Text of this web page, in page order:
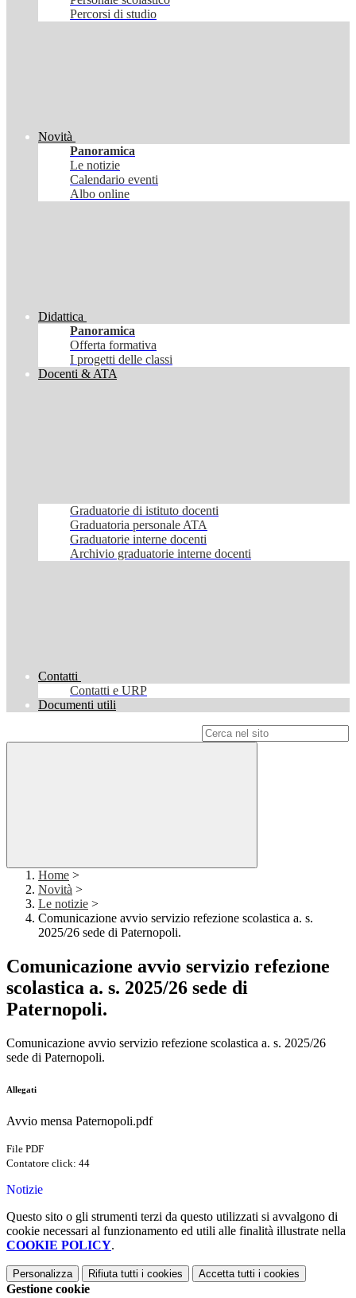
Percorsi di studio
Novità
Panoramica
Le notizie
Calendario eventi
Albo online
Didattica
Panoramica
Offerta formativa
I progetti delle classi
Docenti & ATA
Graduatorie di istituto docenti
Graduatoria personale ATA
Graduatorie interne docenti
Archivio graduatorie interne docenti
Contatti
Contatti e URP
Documenti utili
Home >
Novità >
Le notizie >
Comunicazione avvio servizio refezione scolastica a. s.
2025/26 sede di Paternopoli.
Comunicazione avvio servizio refezione
scolastica a. s. 2025/26 sede di
Paternopoli.
Comunicazione avvio servizio refezione scolastica a. s. 2025/26
sede di Paternopoli.
Allegati
Avvio mensa Paternopoli.pdf
File PDF
Contatore click: 44
Notizie
Questo sito o gli strumenti terzi da questo utilizzati si avvalgono di
cookie necessari al funzionamento ed utili alle finalità illustrate nella
COOKIE POLICY.
Personalizza Rifiuta tutti i cookies Accetta tutti i cookies
Gestione cookie